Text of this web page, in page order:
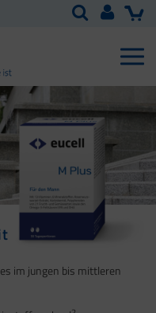
im jungen bis mittleren
3